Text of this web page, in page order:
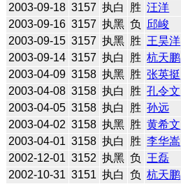
2003-09-18 3157 执白 胜 汪洋
2003-09-16 3157 执黑 负 邱峻
2003-09-15 3157 执黑 胜 王昊洋
2003-09-14 3157 执白 胜 杭天鹏
2003-04-09 3158 执黑 胜 张英挺
2003-04-08 3158 执白 胜 孔令文
2003-04-05 3158 执白 胜 孙远
2003-04-02 3158 执黑 胜 黄希文
2003-04-01 3158 执白 胜 李华嵩
2002-12-01 3152 执黑 负 王磊
2002-10-31 3151 执白 负 杭天鹏